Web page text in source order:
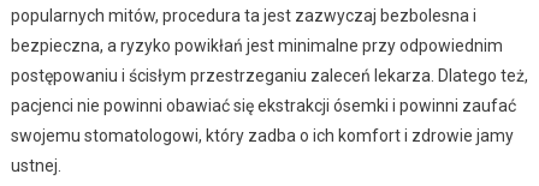
popularnych mitów, procedura ta jest zazwyczaj bezbolesna i
bezpieczna, a ryzyko powikłań jest minimalne przy odpowiednim
postępowaniu i ścisłym przestrzeganiu zaleceń lekarza. Dlatego też,
pacjenci nie powinni obawiać się ekstrakcji ósemki i powinni zaufać
swojemu stomatologowi, który zadba o ich komfort i zdrowie jamy
ustnej.